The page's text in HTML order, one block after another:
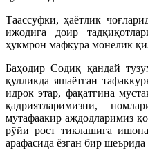
Таассуфки, ҳаётлик
ижодига доир
ҳукмрон мафкура монелик
Баҳодир Содиқ қандай
қулликда яшаётган
идрок этар, фақатгина
қадриятларимизни,
мутафаакир аждодларимиз
рўйи рост тиклашига
арафасида ёзган бир